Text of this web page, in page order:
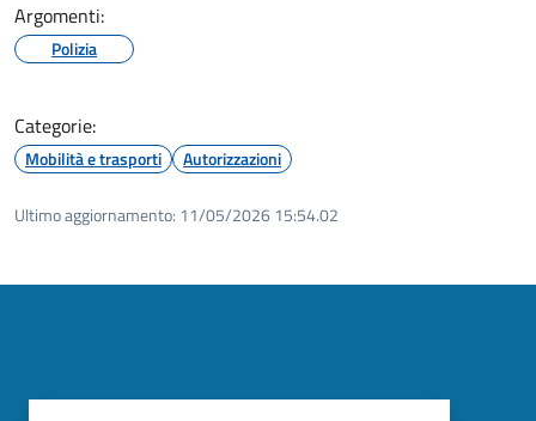
Argomenti:
Polizia
Categorie:
Mobilità e trasporti Autorizzazioni
Ultimo aggiornamento: 11/05/2026 15:54.02